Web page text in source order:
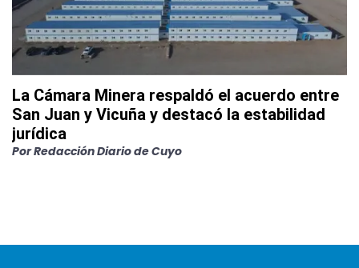
La Cámara Minera respaldó el acuerdo entre
San Juan y Vicuña y destacó la estabilidad
jurídica
PorRedacción Diario de Cuyo